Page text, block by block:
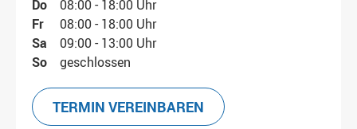
Do
08:00 - 18:00 Uhr
Fr
08:00 - 18:00 Uhr
Sa
09:00 - 13:00 Uhr
So
geschlossen
TERMIN VEREINBAREN